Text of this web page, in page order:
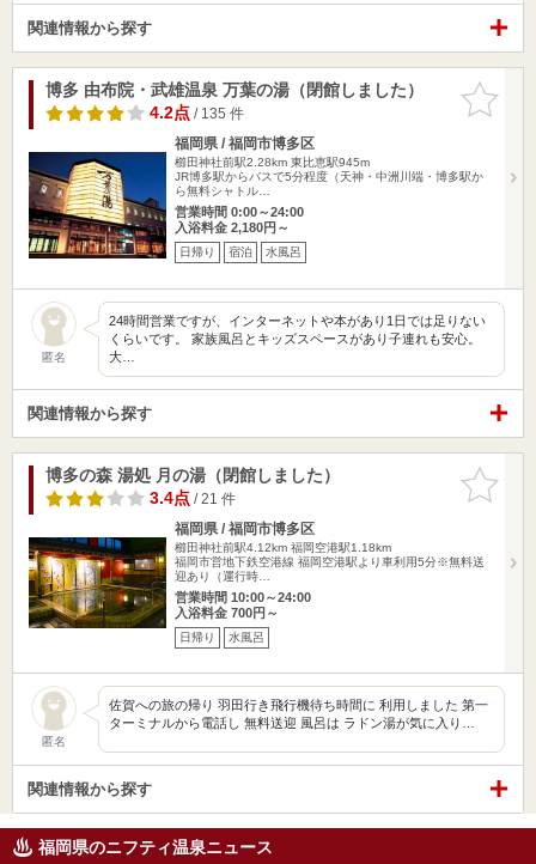
関連情報から探す
お気に入
りに追加
博多 由布院・武雄温泉 万葉の湯（閉館しました）
4.2点/ 135 件
福岡県 / 福岡市博多区
櫛田神社前駅2.28km 東比恵駅945m
JR博多駅からバスで5分程度（天神・中洲川端・博多駅か
ら無料シャトル…
営業時間 0:00～24:00
入浴料金 2,180円～
日帰り 宿泊 水風呂
匿名
24時間営業ですが、インターネットや本があり1日では足りない
くらいです。 家族風呂とキッズスペースがあり子連れも安心。
大…
関連情報から探す
お気に入
りに追加
博多の森 湯処 月の湯（閉館しました）
3.4点/ 21 件
福岡県 / 福岡市博多区
櫛田神社前駅4.12km 福岡空港駅1.18km
福岡市営地下鉄空港線 福岡空港駅より車利用5分※無料送
迎あり（運行時…
営業時間 10:00～24:00
入浴料金 700円～
日帰り 水風呂
匿名
佐賀への旅の帰り 羽田行き飛行機待ち時間に 利用しました 第一
ターミナルから電話し 無料送迎 風呂は ラドン湯が気に入り…
関連情報から探す
福岡県のニフティ温泉ニュース